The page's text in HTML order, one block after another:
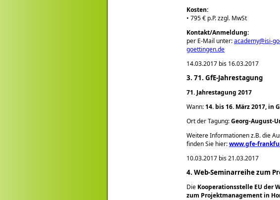
Kosten:
• 795 € p.P. zzgl. MwSt
Kontakt/Anmeldung:
per E-Mail unter:academy@isi-
goettingen.de
14.03.2017 bis 16.03.2017
3. 71. GfE-Jahrestagung
71. Jahrestagung 2017
Wann:14. bis 16. März 2017, in
Ort der Tagung:Georg-August-
Weitere Informationen z.B. die
finden Sie hier:www.gfe-
10.03.2017 bis 21.03.2017
4. Web-Seminarreihe zum
Die Kooperationsstelle EU der
zum Projektmanagement in